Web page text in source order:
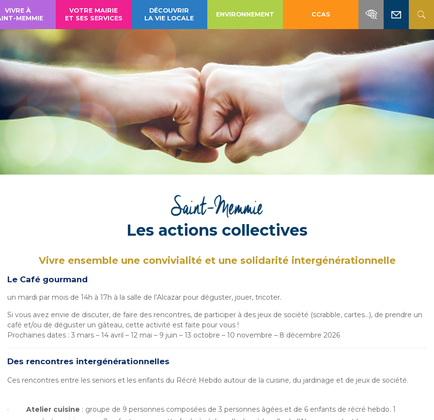
VIVRE À
MEMMIE
VOTRE MAIRIE
ET SES SERVICES
DÉCOUVRIR
LA VIE LOCALE
ENVIRONNEMENT CCAS
Les actions collectives
Vivre ensemble une convivialité et une solidarité intergénérationnelle
Le Café gourmand
un mardi par mois de 14h à 17h à la salle de l’Alcazar pour déguster, jouer, tricoter.
Si vous avez envie de discuter, de faire des rencontres, de participer à des jeux de société (scrabble, cartes…), de prendre un
café et/ou de déguster un gâteau, cette activité est faite pour vous !
Prochaines dates : 3 mars – 14 avril – 12 mai – 9 juin – 13 octobre – 10 novembre – 8 décembre 2026
Des rencontres intergénérationnelles
Ces rencontres entre les seniors et les enfants du Récré Hebdo autour de la cuisine, du jardinage et de jeux de société.
· Atelier cuisine : groupe de 9 personnes composées de 3 personnes âgées et de 6 enfants de récré hebdo. 1